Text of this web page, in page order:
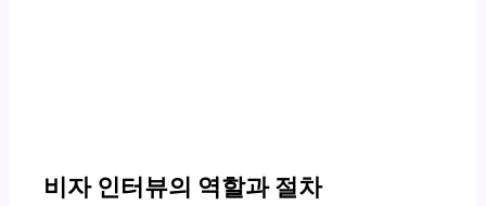
비자 인터뷰의 역할과 절차